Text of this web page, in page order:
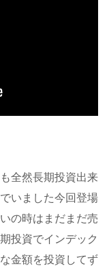
全然長期投資出来
いました今回登場
の時はまだまだ売
投資でインデック
金額を投資してず